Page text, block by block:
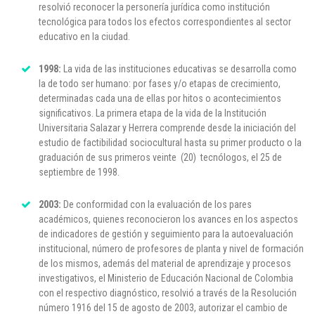
resolvió reconocer la personería jurídica como institución
tecnológica para todos los efectos correspondientes al sector
educativo en la ciudad.
1998: La vida de las instituciones educativas se desarrolla como
la de todo ser humano: por fases y/o etapas de crecimiento,
determinadas cada una de ellas por hitos o acontecimientos
significativos. La primera etapa de la vida de la Institución
Universitaria Salazar y Herrera comprende desde la iniciación del
estudio de factibilidad sociocultural hasta su primer producto o la
graduación de sus primeros veinte (20) tecnólogos, el 25 de
septiembre de 1998.
2003: De conformidad con la evaluación de los pares
académicos, quienes reconocieron los avances en los aspectos
de indicadores de gestión y seguimiento para la autoevaluación
institucional, número de profesores de planta y nivel de formación
de los mismos, además del material de aprendizaje y procesos
investigativos, el Ministerio de Educación Nacional de Colombia
con el respectivo diagnóstico, resolvió a través de la Resolución
número 1916 del 15 de agosto de 2003, autorizar el cambio de